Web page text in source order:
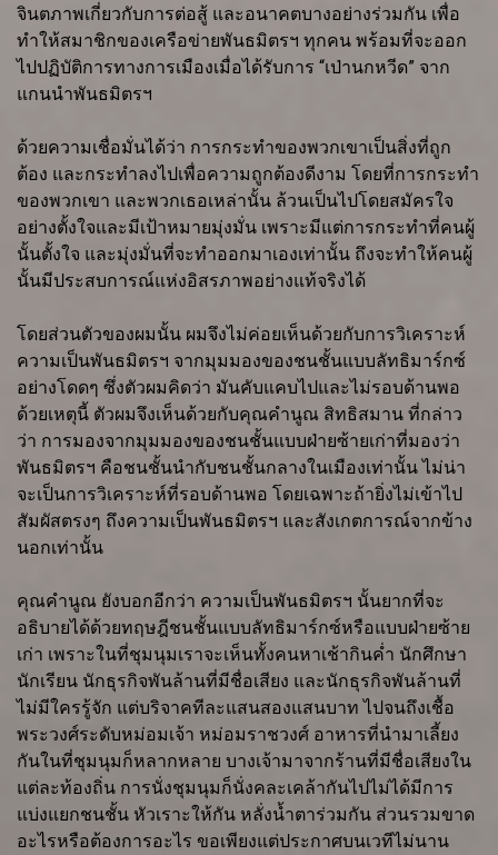
จินตภาพเกี่ยวกับการต่อสู้ และอนาคตบางอย่างร่วมกัน เพื่อ
ทำให้สมาชิกของเครือข่ายพันธมิตรฯ ทุกคน พร้อมที่จะออก
ไปปฏิบัติการทางการเมืองเมื่อได้รับการ “เป่านกหวีด” จาก
แกนนำพันธมิตรฯ
ด้วยความเชื่อมั่นได้ว่า การกระทำของพวกเขาเป็นสิ่งที่ถูก
ต้อง และกระทำลงไปเพื่อความถูกต้องดีงาม โดยที่การกระทำ
ของพวกเขา และพวกเธอเหล่านั้น ล้วนเป็นไปโดยสมัครใจ
อย่างตั้งใจและมีเป้าหมายมุ่งมั่น เพราะมีแต่การกระทำที่คนผู้
นั้นตั้งใจ และมุ่งมั่นที่จะทำออกมาเองเท่านั้น ถึงจะทำให้คนผู้
นั้นมีประสบการณ์แห่งอิสรภาพอย่างแท้จริงได้
โดยส่วนตัวของผมนั้น ผมจึงไม่ค่อยเห็นด้วยกับการวิเคราะห์
ความเป็นพันธมิตรฯ จากมุมมองของชนชั้นแบบลัทธิมาร์กซ์
อย่างโดดๆ ซึ่งตัวผมคิดว่า มันคับแคบไปและไม่รอบด้านพอ
ด้วยเหตุนี้ ตัวผมจึงเห็นด้วยกับคุณคำนูณ สิทธิสมาน ที่กล่าว
ว่า การมองจากมุมมองของชนชั้นแบบฝ่ายซ้ายเก่าที่มองว่า
พันธมิตรฯ คือชนชั้นนำกับชนชั้นกลางในเมืองเท่านั้น ไม่น่า
จะเป็นการวิเคราะห์ที่รอบด้านพอ โดยเฉพาะถ้ายิ่งไม่เข้าไป
สัมผัสตรงๆ ถึงความเป็นพันธมิตรฯ และสังเกตการณ์จากข้าง
นอกเท่านั้น
คุณคำนูณ ยังบอกอีกว่า ความเป็นพันธมิตรฯ นั้นยากที่จะ
อธิบายได้ด้วยทฤษฎีชนชั้นแบบลัทธิมาร์กซ์หรือแบบฝ่ายซ้าย
เก่า เพราะในที่ชุมนุมเราจะเห็นทั้งคนหาเช้ากินค่ำ นักศึกษา
นักเรียน นักธุรกิจพันล้านที่มีชื่อเสียง และนักธุรกิจพันล้านที่
ไม่มีใครรู้จัก แต่บริจาคทีละแสนสองแสนบาท ไปจนถึงเชื้อ
พระวงศ์ระดับหม่อมเจ้า หม่อมราชวงศ์ อาหารที่นำมาเลี้ยง
กันในที่ชุมนุมก็หลากหลาย บางเจ้ามาจากร้านที่มีชื่อเสียงใน
แต่ละท้องถิ่น การนั่งชุมนุมก็นั่งคละเคล้ากันไปไม่ได้มีการ
แบ่งแยกชนชั้น หัวเราะให้กัน หลั่งน้ำตาร่วมกัน ส่วนรวมขาด
อะไรหรือต้องการอะไร ขอเพียงแต่ประกาศบนเวทีไม่นาน